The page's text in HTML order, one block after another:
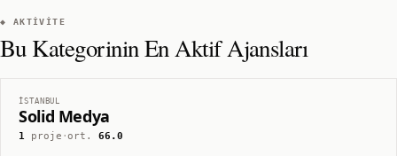
◆ AKTIVITE
Bu Kategorinin En Aktif Ajansları
İSTANBUL
Solid Medya
1proje ·ort.66.0